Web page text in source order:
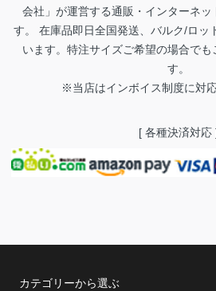
会社」が運営する通販・インターネ
す。 在庫品即日全国発送、バルク/ロッ
います。特注サイズご希望の場合でも
す。
※当店はインボイス制度に対応
[ 各種決済対応
カテゴリーから選ぶ